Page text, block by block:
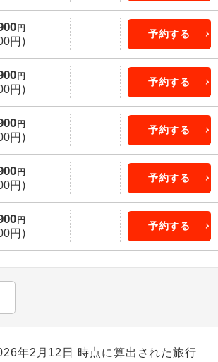
円
円)
予約する
円
円)
予約する
円
円)
予約する
円
円)
予約する
円
円)
予約する
年2月12日 時点に算出された旅行